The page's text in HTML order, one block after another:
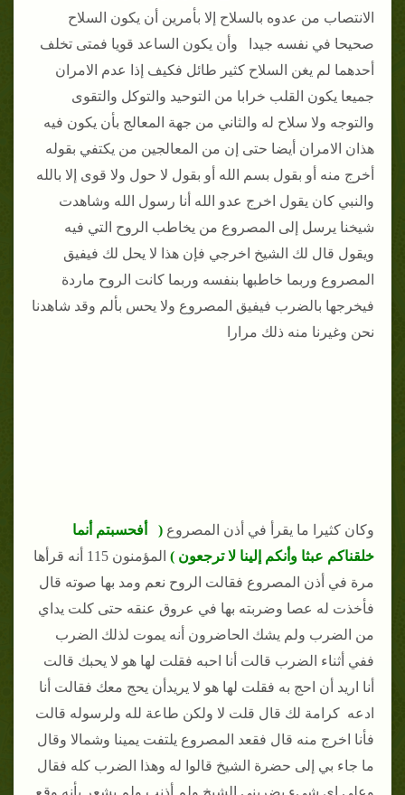
الانتصاب من عدوه بالسلاح إلا بأمرين أن يكون السلاح
صحيحا في نفسه جيدا وأن يكون الساعد قويا فمتى تخلف
أحدهما لم يغن السلاح كثير طائل فكيف إذا عدم الامران
جميعا يكون القلب خرابا من التوحيد والتوكل والتقوى
والتوجه ولا سلاح له والثاني من جهة المعالج بأن يكون فيه
هذان الامران أيضا حتى إن من المعالجين من يكتفي بقوله
أخرج منه أو بقول بسم الله أو بقول لا حول ولا قوى إلا بالله
والنبي كان يقول اخرج عدو الله أنا رسول الله وشاهدت
شيخنا يرسل إلى المصروع من يخاطب الروح التي فيه
ويقول قال لك الشيخ اخرجي فإن هذا لا يحل لك فيفيق
المصروع وربما خاطبها بنفسه وربما كانت الروح ماردة
فيخرجها بالضرب فيفيق المصروع ولا يحس بألم وقد شاهدنا
نحن وغيرنا منه ذلك مرارا
وكان كثيرا ما يقرأ في أذن المصروع ( أفحسبتم أنما
خلقناكم عبثا وأنكم إلينا لا ترجعون )
المؤمنون 115 أنه قرأها
مرة في أذن المصروع فقالت الروح نعم ومد بها صوته قال
فأخذت له عصا وضربته بها في عروق عنقه حتى كلت يداي
من الضرب ولم يشك الحاضرون أنه يموت لذلك الضرب
ففي أثناء الضرب قالت أنا احبه فقلت لها هو لا يحبك قالت
أنا اريد أن احج به فقلت لها هو لا يريدأن يحج معك فقالت أنا
ادعه كرامة لك قال قلت لا ولكن طاعة لله ولرسوله قالت
فأنا اخرج منه قال فقعد المصروع يلتفت يمينا وشمالا وقال
ما جاء بي إلى حضرة الشيخ قالوا له وهذا الضرب كله فقال
وعلى اي شيء يضربني الشيخ ولم أذنب ولم يشعر بأنه وقع